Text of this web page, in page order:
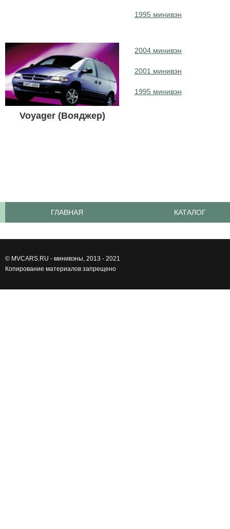
1995 минивэн
Voyager (Вояджер)
2004 минивэн
2001 минивэн
1995 минивэн
ГЛАВНАЯ КАТАЛОГ
© MVCARS.RU - минивэны, 2013 - 2021
Копирование материалов запрещено